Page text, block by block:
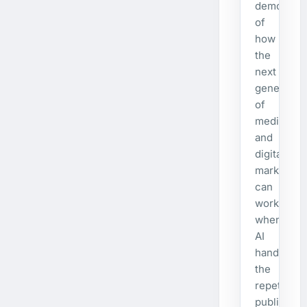
of
how
the
next
generation
of
media
and
digital
marketing
can
work
when
AI
handles
the
repetitive
publishing